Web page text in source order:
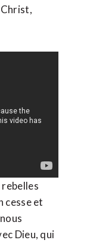
rebelles
cesse et
Dieu, qui